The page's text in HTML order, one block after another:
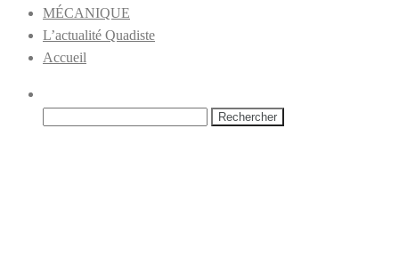
MÉCANIQUE
L’actualité Quadiste
Accueil